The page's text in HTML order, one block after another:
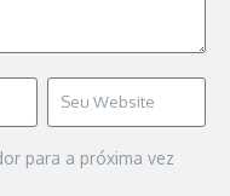
para a próxima vez